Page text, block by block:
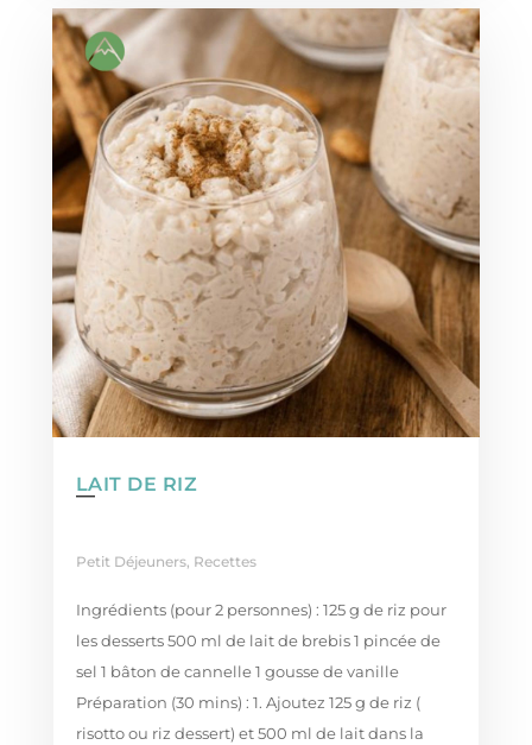
LAIT DE RIZ
Petit Déjeuners, Recettes
Ingrédients (pour 2 personnes) : 125 g de riz pour
les desserts 500 ml de lait de brebis 1 pincée de
sel 1 bâton de cannelle 1 gousse de vanille
Préparation (30 mins) : 1. Ajoutez 125 g de riz (
risotto ou riz dessert) et 500 ml de lait dans la